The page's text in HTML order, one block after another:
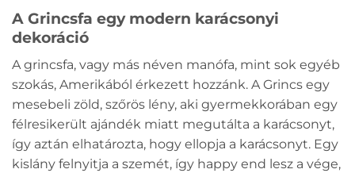
A Grincsfa egy modern karácsonyi
dekoráció
A grincsfa, vagy más néven manófa, mint sok egyéb
szokás, Amerikából érkezett hozzánk. A Grincs egy
mesebeli zöld, szőrös lény, aki gyermekkorában egy
félresikerült ajándék miatt megutálta a karácsonyt,
így aztán elhatározta, hogy ellopja a karácsonyt. Egy
kislány felnyitja a szemét, így happy end lesz a vége,